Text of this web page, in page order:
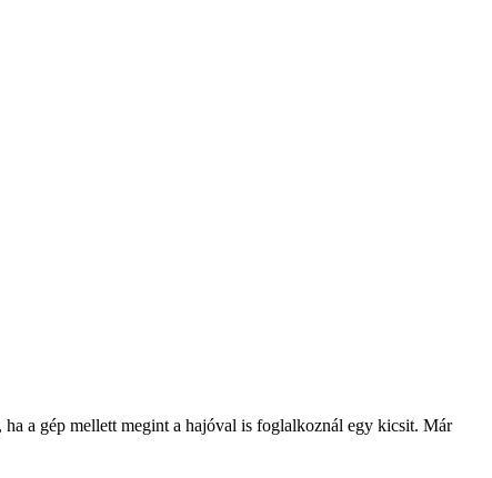
a gép mellett megint a hajóval is foglalkoznál egy kicsit. Már